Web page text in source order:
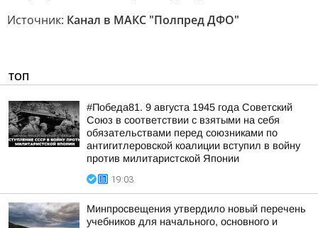
Источник: Канал в МАКС "Полпред ДФО"
ТОП
#Победа81. 9 августа 1945 года Советский
Союз в соответствии с взятыми на себя
обязательствами перед союзниками по
антигитлеровской коалиции вступил в войну
против милитаристской Японии
19:03
Минпросвещения утвердило новый перечень
учебников для начального, основного и